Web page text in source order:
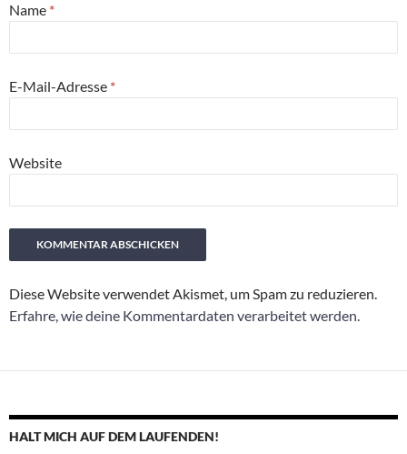
Name *
E-Mail-Adresse *
Website
Diese Website verwendet Akismet, um Spam zu reduzieren.
Erfahre, wie deine Kommentardaten verarbeitet werden.
HALT MICH AUF DEM LAUFENDEN!